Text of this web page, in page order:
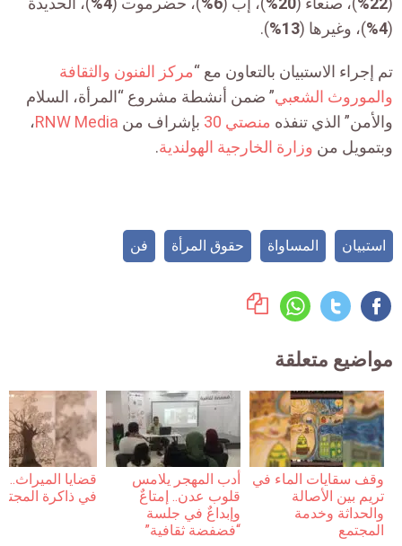
(
4% )، وغيرها (13%
).
تم إجراء الاستبيان بالتعاون مع “مركز الفنون والثقافة
والموروث الشعبي” ضمن أنشطة مشروع “المرأة، السلام
والأمن” الذي تنفذه منصتي 30 بإشراف من RNW Media،
وبتمويل من وزارة الخارجية الهولندية.
استبيان المساواة حقوق المرأة فن
مواضيع متعلقة
وقف سقايات الماء في
تريم بين الأصالة
والحداثة وخدمة
المجتمع
أدب المهجر يلامس
قلوب عدن.. إمتاعٌ
وإبداعٌ في جلسة
“فضفضة ثقافية”
قضايا
في ذاكرة